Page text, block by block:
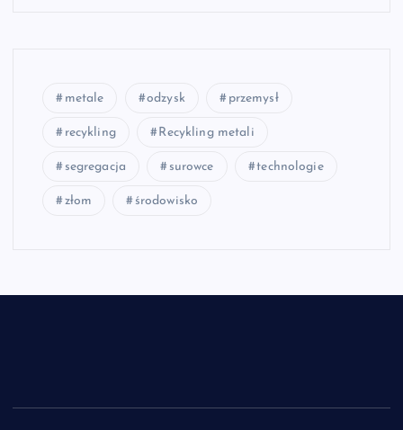
metale odzysk przemysł
recykling Recykling metali
segregacja surowce technologie
złom środowisko